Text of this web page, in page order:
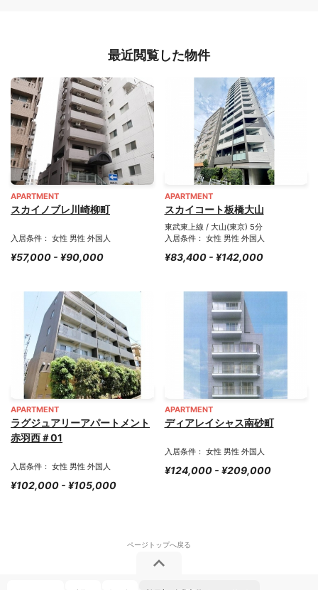
最近閲覧した物件
APARTMENT
スカイノブレ川崎柳町
入居条件： 女性 男性 外国人
¥57,000 - ¥90,000
APARTMENT
スカイコート板橋大山
東武東上線 / 大山(東京) 5分
入居条件： 女性 男性 外国人
¥83,400 - ¥142,000
APARTMENT
ラグジュアリーアパートメント
赤羽西＃01
入居条件： 女性 男性 外国人
¥102,000 - ¥105,000
APARTMENT
ディアレイシャス南砂町
入居条件： 女性 男性 外国人
¥124,000 - ¥209,000